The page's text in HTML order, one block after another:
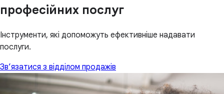
професійних послуг
Інструменти, які допоможуть ефективніше надавати
послуги.
Зв’язатися з відділом продажів